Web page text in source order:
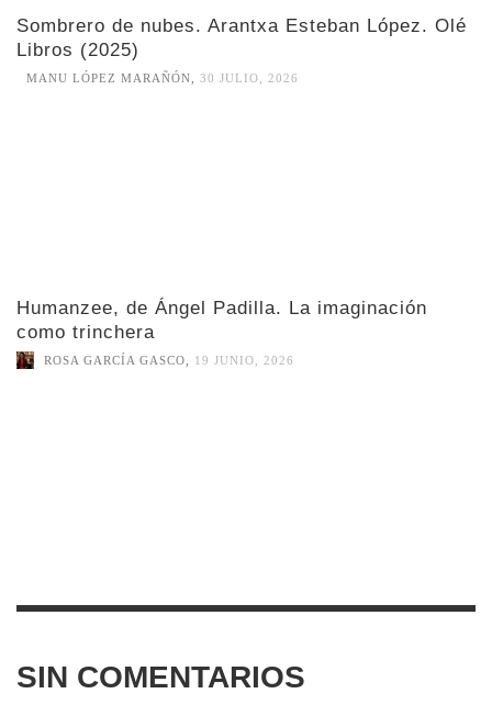
Sombrero de nubes. Arantxa Esteban López. Olé
Libros (2025)
MANU LÓPEZ MARAÑÓN, 30 JULIO, 2026
Humanzee, de Ángel Padilla. La imaginación
como trinchera
ROSA GARCÍA GASCO 19 JUNIO, 2026
SIN COMENTARIOS